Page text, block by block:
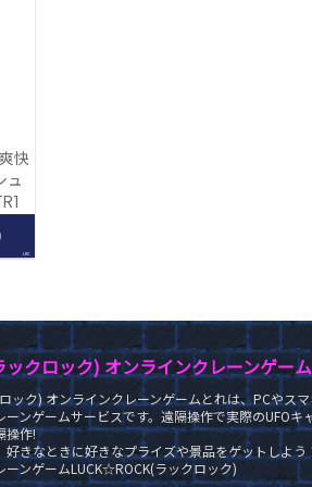
快
ュ
LRC
クロック) オンラインクレーンゲー
ック) オンラインクレーンゲームとれは、PCやス
ーンゲームサービスです。遠隔操作で実際のUFOキ
操作!
好きなときに好きなプライズや景品をゲットしよう
ンゲームLUCK☆ROCK(ラックロック)